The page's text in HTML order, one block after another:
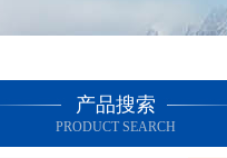
产品搜索
PRODUCT SEARCH